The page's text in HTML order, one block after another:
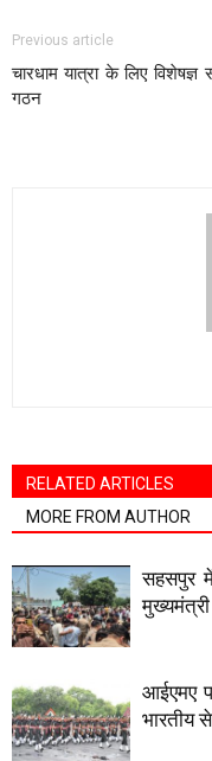
Previous article
चारधाम यात्रा के लिए विशेषज्ञ
गठन
RELATED ARTICLES
MORE FROM AUTHOR
सहसपुर
आईएमए
भारतीय